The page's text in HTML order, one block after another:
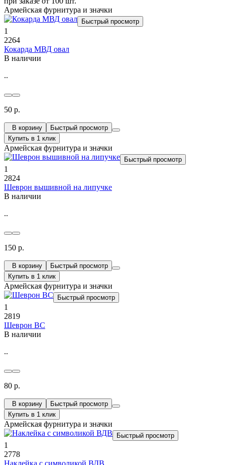
Армейская фурнитура и значки
Быстрый просмотр
1
2264
Кокарда МВД овал
В наличии
..
50 р.
В корзину
Быстрый просмотр
Купить в 1 клик
Армейская фурнитура и значки
Быстрый просмотр
1
2824
Шеврон вышивной на липучке
В наличии
..
150 р.
В корзину
Быстрый просмотр
Купить в 1 клик
Армейская фурнитура и значки
Быстрый просмотр
1
2819
Шеврон ВС
В наличии
..
80 р.
В корзину
Быстрый просмотр
Купить в 1 клик
Армейская фурнитура и значки
Быстрый просмотр
1
2778
Наклейка с символикой ВДВ